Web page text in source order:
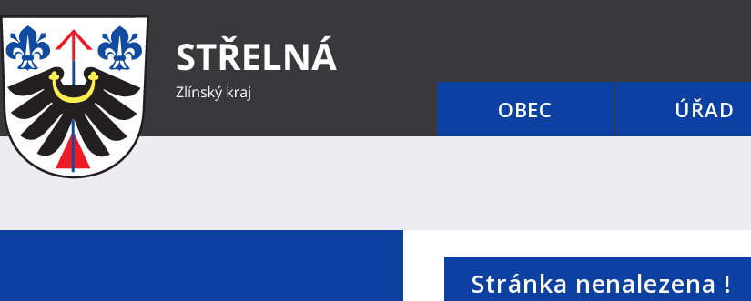
OBEC ÚŘAD
Stránka nenalezena !